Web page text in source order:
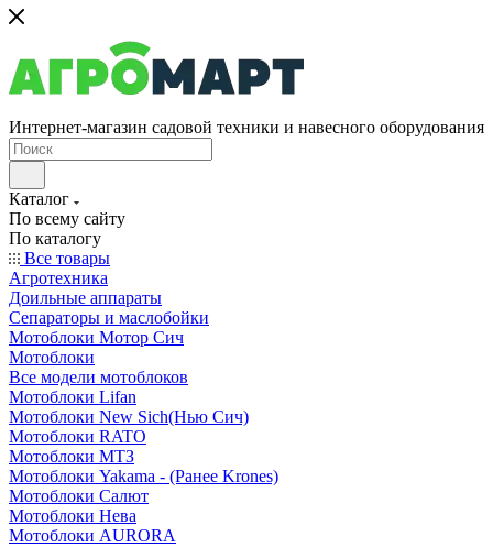
Интернет-магазин садовой техники и навесного оборудования
Каталог
По всему сайту
По каталогу
Все товары
Агротехника
Доильные аппараты
Сепараторы и маслобойки
Мотоблоки Мотор Сич
Мотоблоки
Все модели мотоблоков
Мотоблоки Lifan
Мотоблоки New Sich(Нью Сич)
Мотоблоки RATO
Мотоблоки МТЗ
Мотоблоки Yakama - (Ранее Krones)
Мотоблоки Салют
Мотоблоки Нева
Мотоблоки AURORA